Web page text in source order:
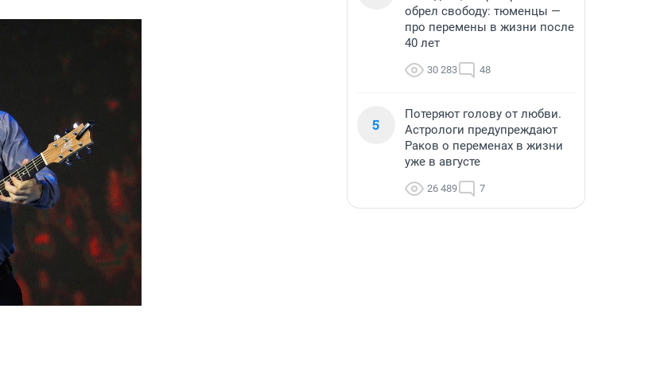
обрел свободу: тюменцы —
про перемены в жизни после
40 лет
30 283 48
5
Потеряют голову от любви.
Астрологи предупреждают
Раков о переменах в жизни
уже в августе
26 489 7